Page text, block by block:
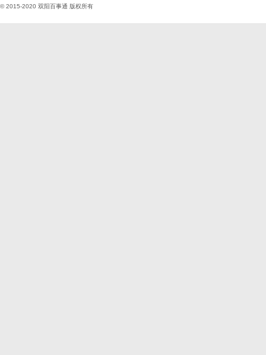
© 2015-2020 双阳百事通 版权所有